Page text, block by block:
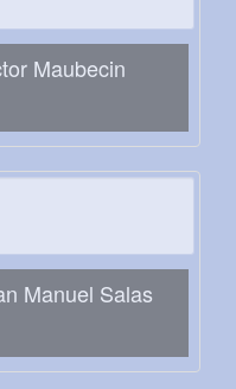
Maubecin
Manuel Salas